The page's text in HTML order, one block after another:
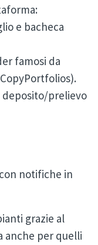
e bacheca
famosi da
deposito/prelievo
notifiche in
grazie al
anche per quelli